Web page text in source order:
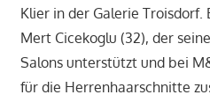
Klier in der Galerie Troisdorf.
Mert Cicekoglu (32), der
Salons unterstützt und bei
für die Herrenhaarschnitte